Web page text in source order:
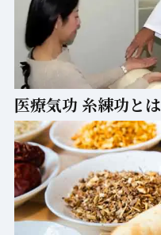
医療気功 糸練功とは